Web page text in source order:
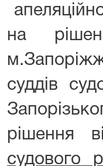
на
суддів
рішення
судового